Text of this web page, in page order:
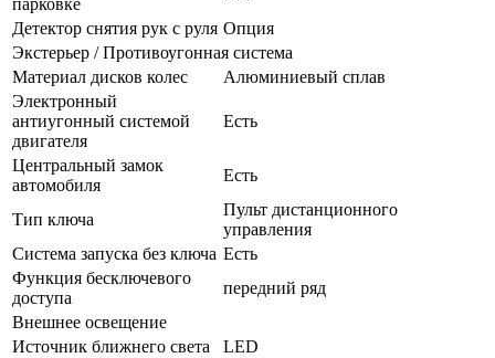
Детектор снятия рук с руля Опция
Экстерьер / Противоугонная система
Материал дисков колес
Алюминиевый сплав
Электронный
антиугонный системой
двигателя
Есть
Центральный замок
автомобиля
Есть
Тип ключа
Пульт дистанционного
управления
Система запуска без ключа Есть
Функция бесключевого
доступа
передний ряд
Внешнее освещение
Источник ближнего света
LED